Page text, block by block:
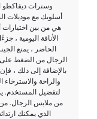
وسترات ديفاكطو
أسلوبك مع موديلات
هي من بين اختيارات
الأناقة اليومية ،
الحاضر ، يمنع
الرجال من الضغط على
بالإضافة إلى ذلك ، فإن
والراحة
لتفضيل المستخدم.
من ملابس الرجال.
الذي يمكنك